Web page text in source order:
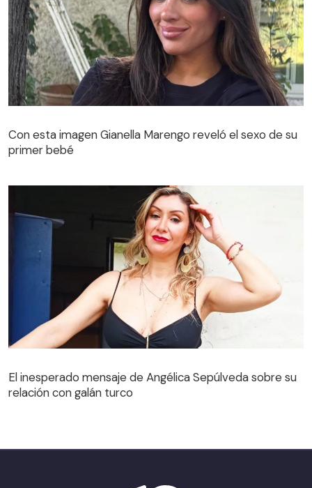
Con esta imagen Gianella Marengo reveló el sexo de su
primer bebé
El inesperado mensaje de Angélica Sepúlveda sobre su
relación con galán turco